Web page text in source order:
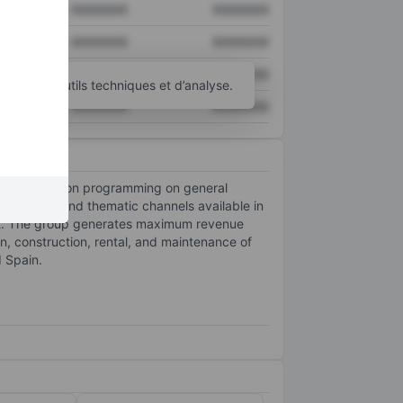
XXXXXXX XXXXXXX
d’autres outils techniques et d’analyse.
television programming on general
and thematic channels available in
The group generates maximum revenue
construction, rental, and maintenance of
Spain.